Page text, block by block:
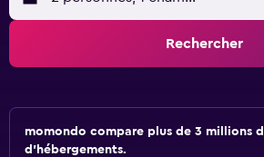
Rechercher
momondo compare plus de 3 millions
d'hébergements.